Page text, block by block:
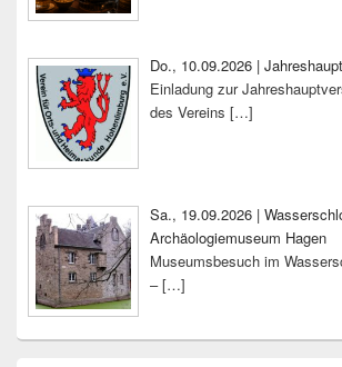
Do., 10.09.2026 |
Einladung zur
des Vereins […]
Sa., 19.09.2026 |
Archäologiemuseum Hagen
Museumsbesuch im
–[…]